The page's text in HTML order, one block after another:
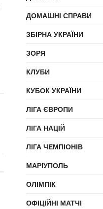
ДОМАШНІ СПРАВИ
ЗБІРНА УКРАЇНИ
ЗОРЯ
КЛУБИ
КУБОК УКРАЇНИ
ЛІГА ЄВРОПИ
ЛІГА НАЦІЙ
ЛІГА ЧЕМПІОНІВ
МАРІУПОЛЬ
ОЛІМПІК
ОФІЦІЙНІ МАТЧІ